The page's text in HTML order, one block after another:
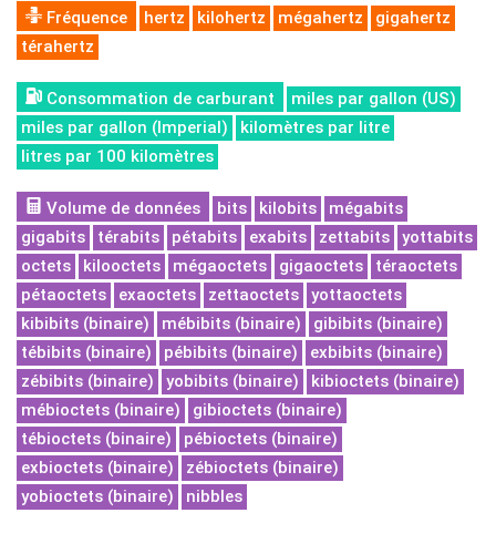
Fréquence hertz kilohertz mégahertz
gigahertz
térahertz
Consommation de carburant
miles par gallon (US)
miles par gallon (Imperial)
kilomètres par litre
litres par 100 kilomètres
Volume de données bits kilobits
mégabits
gigabits
térabits pétabits exabits zettabits
yottabits
octets
kilooctets mégaoctets gigaoctets
téraoctets
pétaoctets
exaoctets zettaoctets
yottaoctets
kibibits (binaire)
mébibits (binaire)
gibibits (binaire)
tébibits (binaire)
pébibits (binaire)
exbibits (binaire)
zébibits (binaire)
yobibits (binaire)
kibioctets (binaire)
mébioctets (binaire)
gibioctets (binaire)
tébioctets (binaire)
pébioctets (binaire)
exbioctets (binaire)
zébioctets (binaire)
yobioctets (binaire)
nibbles